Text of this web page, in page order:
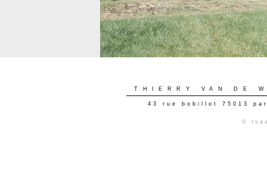
THIERRY VAN DE
43 rue bobillot 75013
©